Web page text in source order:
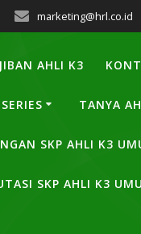
marketing@hrl.co.id
AHLI K3
TANYA
SKP AHLI K3
SKP AHLI K3